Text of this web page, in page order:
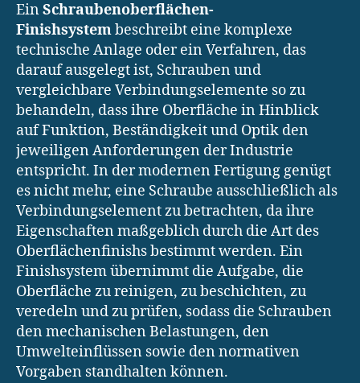
EinSchraubenoberflächen-
Finishsystembeschreibt eine komplexe
technische Anlage oder ein Verfahren, das
darauf ausgelegt ist, Schrauben und
vergleichbare Verbindungselemente so zu
behandeln, dass ihre Oberfläche in Hinblick
auf Funktion, Beständigkeit und Optik den
jeweiligen Anforderungen der Industrie
entspricht. In der modernen Fertigung genügt
es nicht mehr, eine Schraube ausschließlich als
Verbindungselement zu betrachten, da ihre
Eigenschaften maßgeblich durch die Art des
Oberflächenfinishs bestimmt werden. Ein
Finishsystem übernimmt die Aufgabe, die
Oberfläche zu reinigen, zu beschichten, zu
veredeln und zu prüfen, sodass die Schrauben
den mechanischen Belastungen, den
Umwelteinflüssen sowie den normativen
Vorgaben standhalten können.